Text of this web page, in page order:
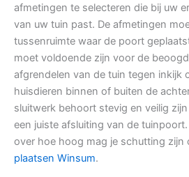
afmetingen te selecteren die bij uw
van uw tuin past. De afmetingen
tussenruimte waar de poort
moet voldoende zijn voor de
afgrendelen van de tuin tegen inkijk
huisdieren binnen of buiten de
sluitwerk behoort stevig en veilig
een juiste afsluiting van de
over hoe hoog mag je schutting zijn
plaatsen Winsum.